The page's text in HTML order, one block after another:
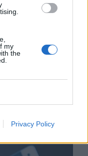
my
the
Privacy Policy
в